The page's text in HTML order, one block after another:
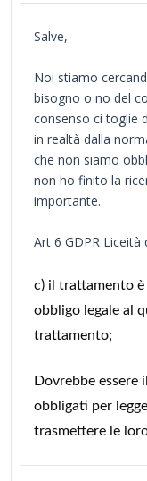
Salve,
Noi stiamo
bisogno o no del
consenso ci toglie
in realtà dalla
che non siamo
non ho finito la
importante.
Art 6 GDPR
c) il trattamento è
obbligo legale al
trattamento;
Dovrebbe essere
obbligati per
trasmettere le